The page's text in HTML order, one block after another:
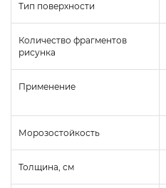
Тип поверхности
Количество фрагментов
рисунка
Применение
Морозостойкость
Толщина, см